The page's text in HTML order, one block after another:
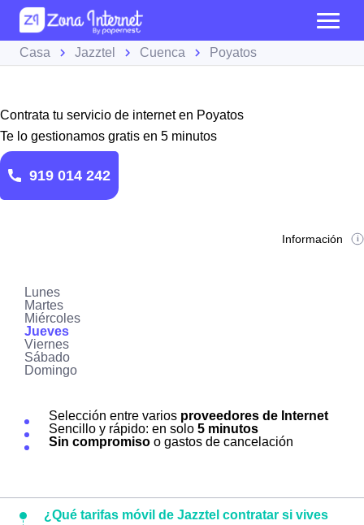
Casa Jazztel Cuenca Poyatos
Contrata tu servicio de internet en Poyatos
Te lo gestionamos gratis en 5 minutos
919 014 242
Información
Lunes
Martes
Miércoles
Jueves
Viernes
Sábado
Domingo
Selección entre varios proveedores de Internet
Sencillo y rápido: en solo 5 minutos
Sin compromiso o gastos de cancelación
¿Qué tarifas móvil de Jazztel contratar si vives